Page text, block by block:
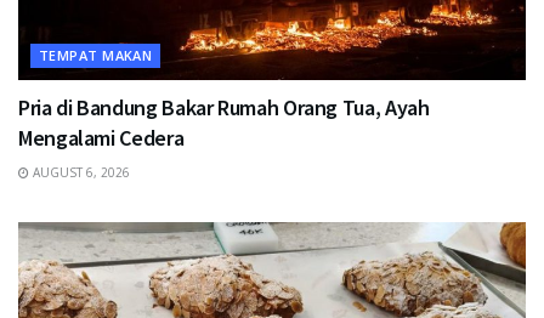
TEMPAT MAKAN
Pria di Bandung Bakar Rumah Orang Tua, Ayah
Mengalami Cedera
AUGUST 6, 2026